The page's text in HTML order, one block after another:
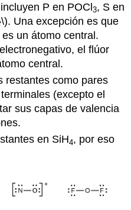
P en POCl3, S en
Una excepción es que
un átomo central.
el flúor
central.
restantes como pares
(excepto el
sus capas de valencia
en SiH4, por eso